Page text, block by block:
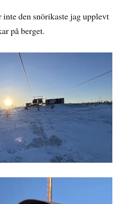
inte den snörikaste jag upplevt
på berget.